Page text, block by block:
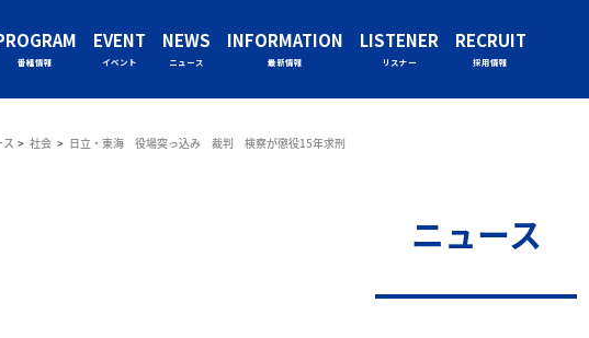
番組情報
EVENT
イベント
NEWS
ニュース
INFORMATION
最新情報
LISTENER
リスナー
RECRUIT
採用情報
ス 社会 日立・東海 役場突っ込み 裁判 検察が懲役15年求刑
ニュース